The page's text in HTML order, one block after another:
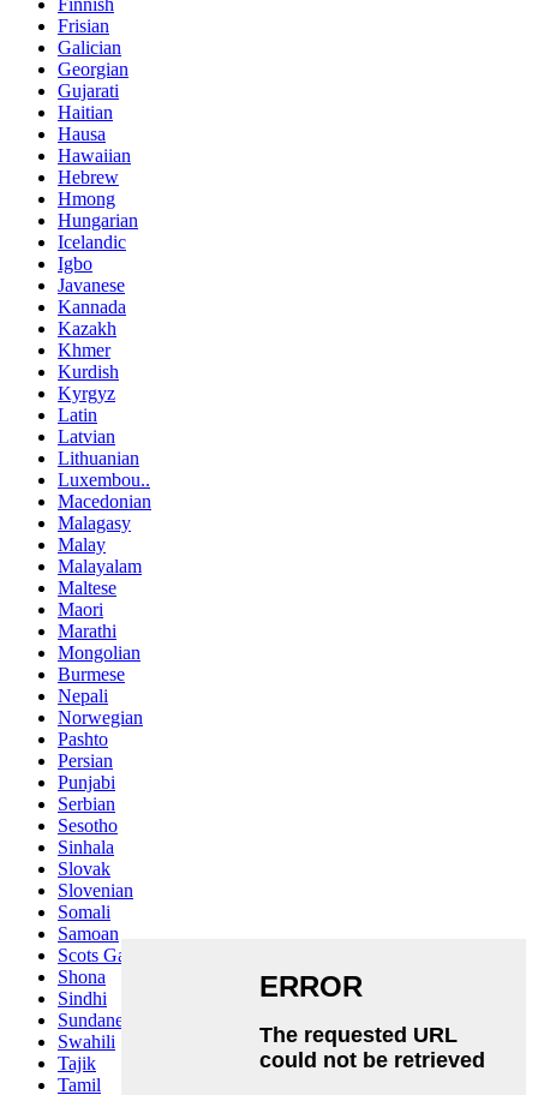
Finnish
Frisian
Galician
Georgian
Gujarati
Haitian
Hausa
Hawaiian
Hebrew
Hmong
Hungarian
Icelandic
Igbo
Javanese
Kannada
Kazakh
Khmer
Kurdish
Kyrgyz
Latin
Latvian
Lithuanian
Luxembou..
Macedonian
Malagasy
Malay
Malayalam
Maltese
Maori
Marathi
Mongolian
Burmese
Nepali
Norwegian
Pashto
Persian
Punjabi
Serbian
Sesotho
Sinhala
Slovak
Slovenian
Somali
Samoan
Scots Gaelic
Shona
Sindhi
Sundanese
Swahili
Tajik
Tamil